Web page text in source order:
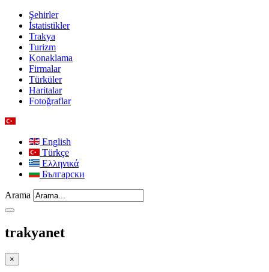
Şehirler
İstatistikler
Trakya
Turizm
Konaklama
Firmalar
Türküler
Haritalar
Fotoğraflar
English
Türkçe
Ελληνικά
Български
Arama
trakyanet
×